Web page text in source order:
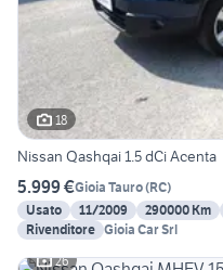
18
Nissan Qashqai 1.5 dCi Acenta
5.999 €Gioia Tauro(RC)
Usato
11/2009 290000 Km
Rivenditore Gioia Car Srl
26